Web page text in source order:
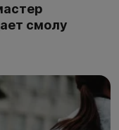
смолу